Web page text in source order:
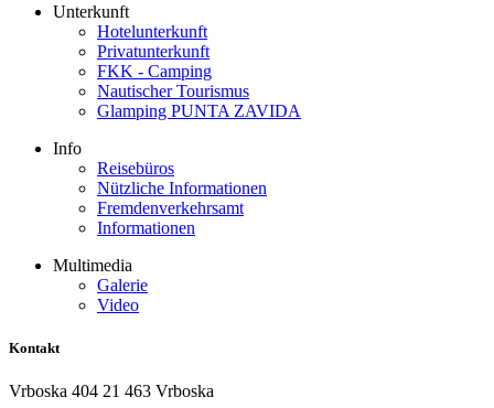
Unterkunft
Hotelunterkunft
Privatunterkunft
FKK - Camping
Nautischer Tourismus
Glamping PUNTA ZAVIDA
Info
Reisebüros
Nützliche Informationen
Fremdenverkehrsamt
Informationen
Multimedia
Galerie
Video
Kontakt
Vrboska 404 21 463 Vrboska